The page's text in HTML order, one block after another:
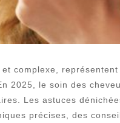
complexe,
2025, le soin des
Les astuces
précises, des